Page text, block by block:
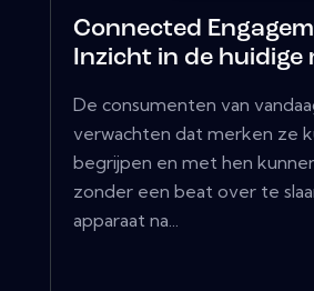
Connected
Inzicht in de huidige
De consumenten van
verwachten dat merken ze
begrijpen en met hen
zonder een beat over te
apparaat na...